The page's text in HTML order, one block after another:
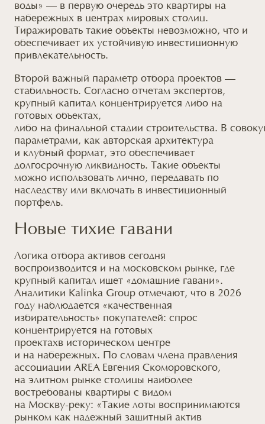
воды» — в первую очередь это квартиры на
набережных в центрах мировых столиц.
Тиражировать такие объекты невозможно, что и
обеспечивает их устойчивую инвестиционную
привлекательность.
Второй важный параметр отбора проектов —
стабильность. Согласно отчетам экспертов,
крупный капитал концентрируется либо на
готовых объектах,
либо на финальной стадии строительства. В
параметрами, как авторская архитектура
и клубный формат, это обеспечивает
долгосрочную ликвидность. Такие объекты
можно использовать лично, передавать по
наследству или включать в инвестиционный
портфель.
Новые тихие гавани
Логика отбора активов сегодня
воспроизводится и на московском рынке, где
крупный капитал ищет «домашние гавани».
Аналитики Kalinka Group отмечают, что в 2026
году наблюдается «качественная
избирательность» покупателей: спрос
концентрируется на готовых
проектахв историческом центре
и на набережных. По словам члена правления
ассоциации AREA Евгения Скоморовского,
на элитном рынке столицы наиболее
востребованы квартиры с видом
на Москву-реку: «Такие лоты воспринимаются
рынком как надежный защитный актив